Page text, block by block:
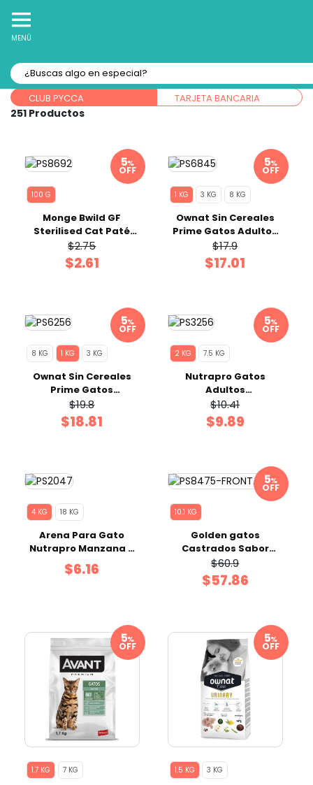
MENÚ
Forma de pago:
CLUB PYCCA TARJETA BANCARIA
251
%
OFF
100 G
Monge Bwild GF
Sterilised Cat Paté
Tuna 100 gr
$2.75
$2.61
%
OFF
1 KG 3 KG 8 KG
Ownat Sin Cereales
Prime Gatos Adultos
Pavo / Pollo 1 Kg
$17.9
$17.01
%
OFF
8 KG 1 KG 3 KG
Ownat Sin Cereales
Prime Gatos
Castrados Fish 1 Kg
$19.8
$18.81
%
OFF
2 KG 7.5 KG
Nutrapro Gatos
Adultos
Esterilizado/Control
Premium 2 Kg
$10.41
$9.89
4 KG 18 KG
Arena Para Gato
Nutrapro Manzana 4
KG
$6.16
%
OFF
10.1 KG
Golden gatos
Castrados Sabor
Pollo 10.1 Kg Premium
$60.9
$57.86
%
OFF
1.7 KG 7 KG
%
OFF
1.5 KG 3 KG